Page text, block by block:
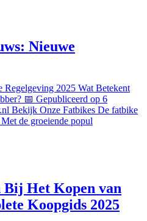
Nieuwe
2025 Wat Betekent
📅 Gepubliceerd op 6
Bekijk Onze Fatbikes De fatbike
de groeiende popul
Bij Het Kopen van
Koopgids 2025